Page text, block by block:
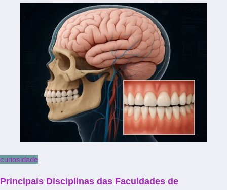
curiosidade
Principais Disciplinas das Faculdades de